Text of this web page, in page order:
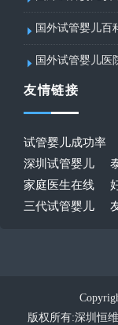
国外试管婴儿百
国外试管婴儿医
友情链接
试管婴儿成功率
深圳试管婴儿
家庭医生在线
三代试管婴儿
版权所有:深圳恒